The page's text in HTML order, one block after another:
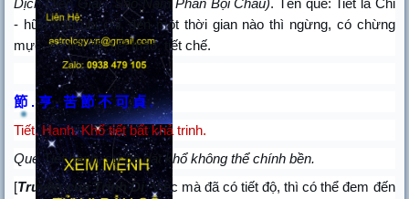
Dịch Diễn Giải - Sào Nam Phan Bội Châu). Tên quẻ: Tiết là Chỉ
- hữu hạn nhi chỉ, đến một thời gian nào thì ngừng, có chừng
mực, có tiết độ, tiết tháo, tiết chế.
節 . 亨 . 苦 節 不 可 貞 .
Tiết. Hanh. Khổ tiết bất khả trinh.
Quẻ Tiết hanh, sự dè dặt khổ không thể chính bền.
[Truyện của Trình Di
: Việc mà đã có tiết độ, thì có thể đem đến